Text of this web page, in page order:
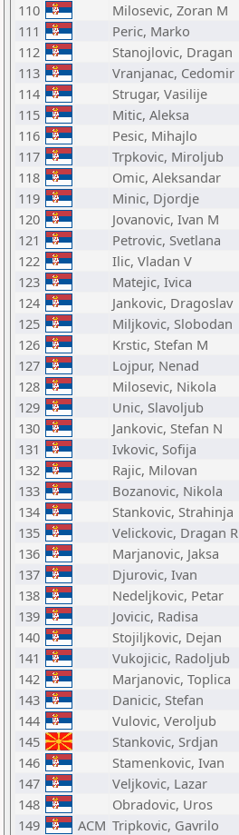
110
Milosevic, Zoran M
111
Peric, Marko
112
Stanojlovic, Dragan
113
Vranjanac, Cedomir
114
Strugar, Vasilije
115
Mitic, Aleksa
116
Pesic, Mihajlo
117
Trpkovic, Miroljub
118
Omic, Aleksandar
119
Minic, Djordje
120
Jovanovic, Ivan M
121
Petrovic, Svetlana
122
Ilic, Vladan V
123
Matejic, Ivica
124
Jankovic, Dragoslav
125
Miljkovic, Slobodan
126
Krstic, Stefan M
127
Lojpur, Nenad
128
Milosevic, Nikola
129
Unic, Slavoljub
130
Jankovic, Stefan N
131
Ivkovic, Sofija
132
Rajic, Milovan
133
Bozanovic, Nikola
134
Stankovic, Strahinja
135
Velickovic, Dragan R
136
Marjanovic, Jaksa
137
Djurovic, Ivan
138
Nedeljkovic, Petar
139
Jovicic, Radisa
140
Stojiljkovic, Dejan
141
Vukojicic, Radoljub
142
Marjanovic, Toplica
143
Danicic, Stefan
144
Vulovic, Veroljub
145
Stankovic, Srdjan
146
Stamenkovic, Ivan
147
Veljkovic, Lazar
148
Obradovic, Uros
149
ACM Tripkovic, Gavrilo